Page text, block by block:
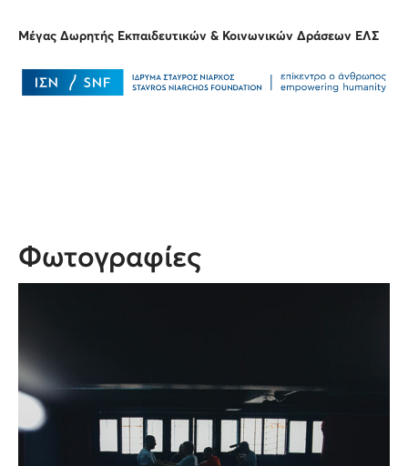
Μέγας Δωρητής Εκπαιδευτικών & Κοινωνικών Δράσεων ΕΛΣ
Φωτογραφίες